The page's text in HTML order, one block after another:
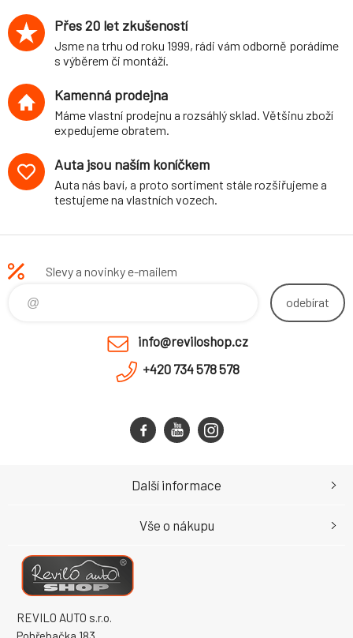
Přes 20 let zkušeností
Jsme na trhu od roku 1999, rádi vám odborně porádíme
s výběrem či montáží.
Kamenná prodejna
Máme vlastní prodejnu a rozsáhlý sklad. Většinu zboží
expedujeme obratem.
Auta jsou naším koníčkem
Auta nás baví, a proto sortiment stále rozšiřujeme a
testujeme na vlastních vozech.
Slevy a novinky e-mailem
odebírat
info@reviloshop.cz
+420 734 578 578
REVILO AUTO s.r.o.
Další informace
Vše o nákupu